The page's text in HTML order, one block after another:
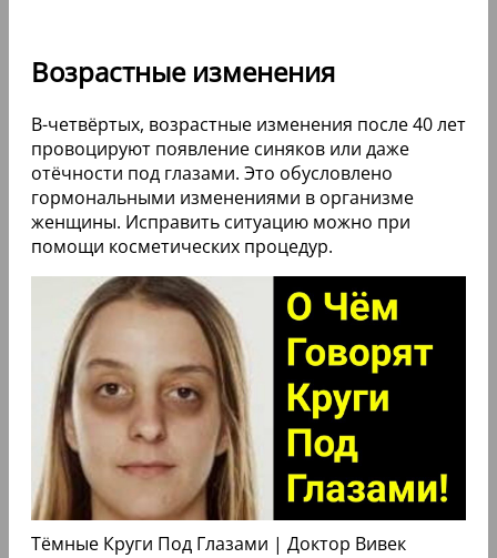
Возрастные изменения
В-четвёртых, возрастные изменения после 40 лет
провоцируют появление синяков или даже
отёчности под глазами. Это обусловлено
гормональными изменениями в организме
женщины. Исправить ситуацию можно при
помощи косметических процедур.
Тёмные Круги Под Глазами | Доктор Вивек